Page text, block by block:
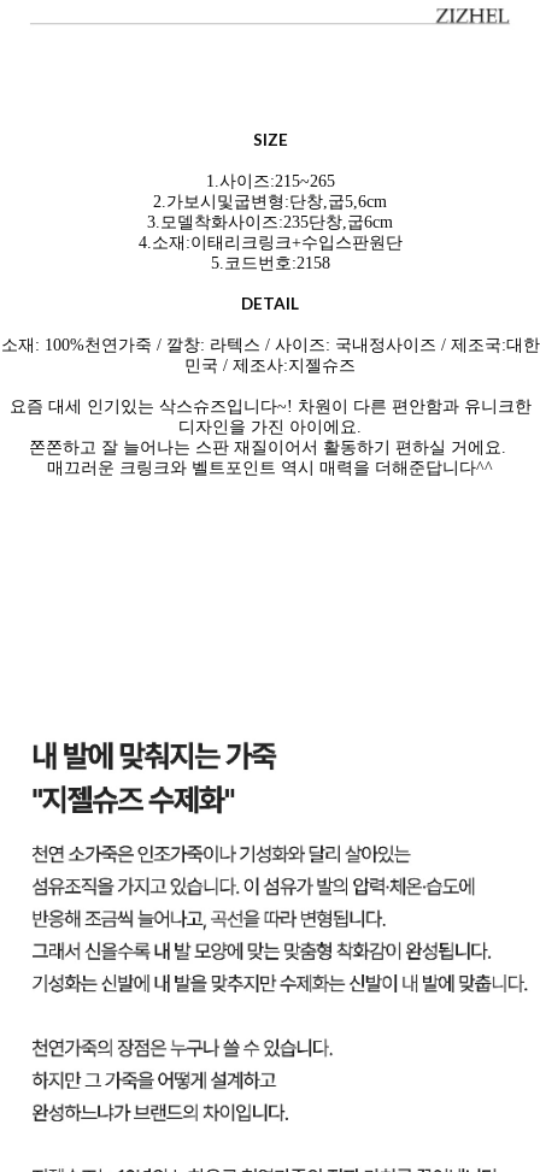
SIZE
1.사이즈:215~265
2.가보시및굽변형:단창,굽5,6cm
3.모델착화사이즈:235단창,굽6cm
4.소재:이태리크링크+수입스판원단
5.코드번호:2158
DETAIL
소재: 100%천연가죽 / 깔창: 라텍스 / 사이즈: 국내정사이즈 / 제조국:대한
민국 / 제조사:지젤슈즈
요즘 대세 인기있는 삭스슈즈입니다~! 차원이 다른 편안함과 유니크한
디자인을 가진 아이에요.
쫀쫀하고 잘 늘어나는 스판 재질이어서 활동하기 편하실 거에요.
매끄러운 크링크와 벨트포인트 역시 매력을 더해준답니다^^